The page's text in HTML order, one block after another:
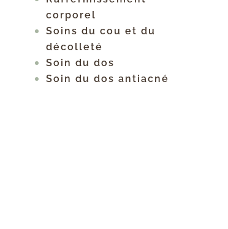
corporel
Soins du cou et du
décolleté
Soin du dos
Soin du dos antiacné